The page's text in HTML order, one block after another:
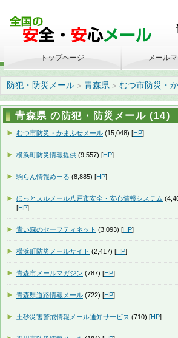
防犯・防災メール > 青森県 > むつ市防災・
トップページ メール
青森県 の防犯・防災メール (14)
むつ市防災・かまふせメール (15,048) [HP]
横浜町防災情報提供 (9,557) [HP]
駒らん情報めーる (8,885) [HP]
ほっとスルメール八戸市安全・安心情報システム
[HP]
青い森のセーフティネット (3,093) [HP]
横浜町防災メールサイト (2,417) [HP]
青森市メールマガジン (787) [HP]
青森県道路情報メール (722) [HP]
土砂災害警戒情報メール通知サービス (710) [HP]